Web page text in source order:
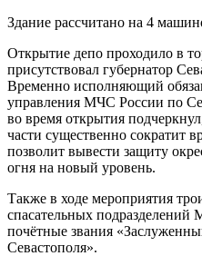
Здание рассчитано на 4
Открытие депо проходило в
присутствовал губернатор
Временно исполняющий
управления МЧС России по
во время открытия
части существенно сократит
позволит вывести защиту
огня на новый уровень.
Также в ходе мероприятия
спасательных
почётные звания
Севастополя».